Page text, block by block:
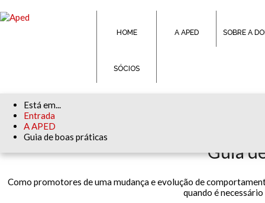
HOME A APED SOBRE A
SÓCIOS
Está em...
Entrada
A APED
Guia de boas práticas
Guia
Como promotores de uma mudança e evolução de
quando é